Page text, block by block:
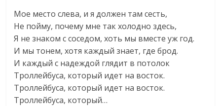
Мое место слева, и я должен там сесть,
Не пойму, почему мне так холодно здесь,
Я не знаком с соседом, хоть мы вместе уж год.
И мы тонем, хотя каждый знает, где брод.
И каждый с надеждой глядит в потолок
Троллейбуса, который идет на восток.
Троллейбуса, который идет на восток.
Троллейбуса, который…